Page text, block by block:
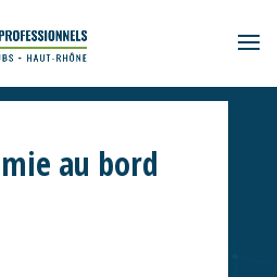
au bord